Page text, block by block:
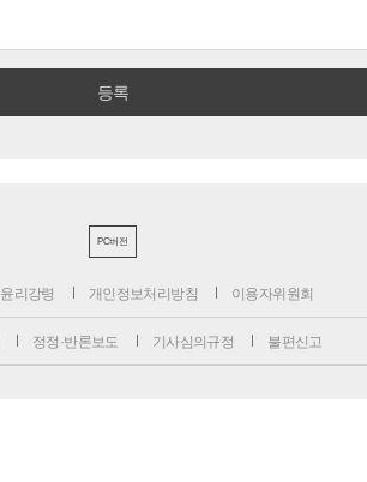
PC버전
윤리강령 개인정보처리방침 이용자위원회
정정·반론보도 기사심의규정 불편신고